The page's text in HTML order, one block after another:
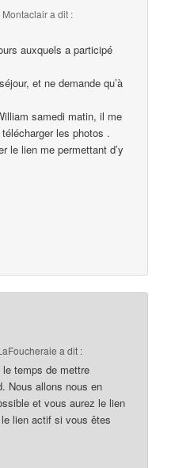
Montaclaira dit :
auxquels a participé
et ne demande qu’à
samedi matin, il me
les photos .
le lien me permettant d’y
a dit :
le temps de mettre
Nous allons nous en
et vous aurez le lien
lien actif si vous êtes